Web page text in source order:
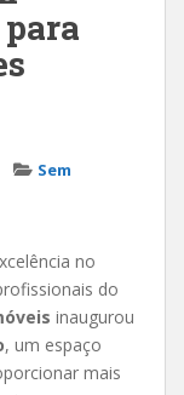
Sem
no
do
inaugurou
, um espaço
mais